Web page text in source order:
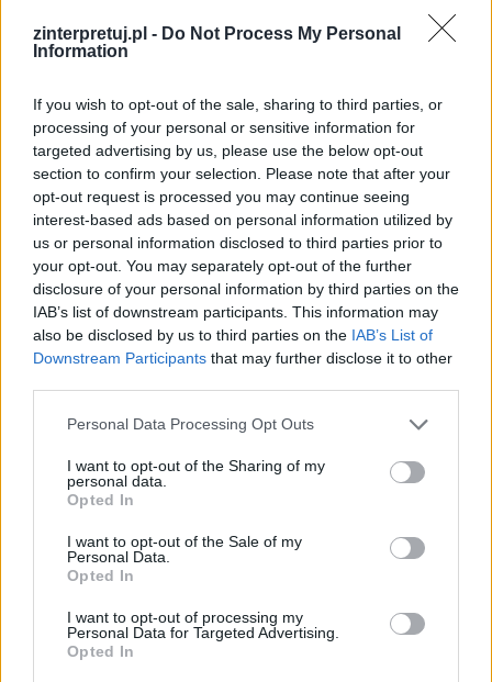
zinterpretuj.pl - Do Not Process My Personal
Information
If you wish to opt-out of the sale, sharing to third parties, or
processing of your personal or sensitive information for
targeted advertising by us, please use the below opt-out
section to confirm your selection. Please note that after your
opt-out request is processed you may continue seeing
interest-based ads based on personal information utilized by
us or personal information disclosed to third parties prior to
your opt-out. You may separately opt-out of the further
disclosure of your personal information by third parties on the
IAB’s list of downstream participants. This information may
also be disclosed by us to third parties on the IAB’s List of
Downstream Participants that may further disclose it to other
Personal Data Processing Opt Outs
I want to opt-out of the Sharing of my
personal data.
Opted In
I want to opt-out of the Sale of my
Personal Data.
Opted In
I want to opt-out of processing my
Personal Data for Targeted Advertising.
Opted In
żydowski. Bóg zesłał również baranka, którego
Abraham wraz z Izaakiem znaleźli zaplątanego
Starego Testamentu, Abraham po tych
wydarzeniach żył jeszcze długo i zmarł dopiero
w wieku stu siedemdziesięciu pięciu lat.